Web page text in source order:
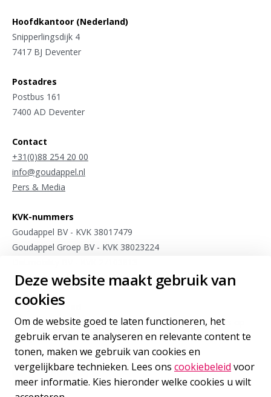
Deze website maakt gebruik van
cookies
Om de website goed te laten functioneren, het
gebruik ervan te analyseren en relevante content te
tonen, maken we gebruik van cookies en
vergelijkbare technieken. Lees ons cookiebeleid voor
meer informatie. Kies hieronder welke cookies u wilt
Hoofdkantoor (Nederland)
Snipperlingsdijk 4
7417 BJ Deventer
Postadres
Postbus 161
7400 AD Deventer
Contact
+31(0)88 254 20 00
info@goudappel.nl
Pers & Media
KVK-nummers
Goudappel BV - KVK 38017479
Goudappel Groep BV - KVK 38023224
Meet4research BV - KVK 75963175
Stay connected
Meld je aan voor sporadische updates van onze experts op
het gebied van internationale mobiliteit
Inschrijven
voor onze nieuwsbrief